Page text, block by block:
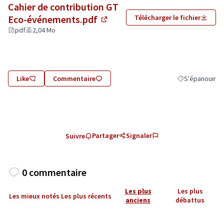
Cahier de contribution GT
Eco-événements.pdf
(Lien externe)
pdf 2,04 Mo
Télécharger le fichier
Like Commentaire Filtrer les
S'épanouir
Suivre Partager Signaler
0 commentaire
Les mieux notés Les plus récents
Les plus
anciens
Les plus
débattus